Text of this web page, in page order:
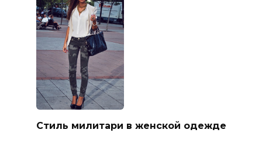
Стиль милитари в женской одежде